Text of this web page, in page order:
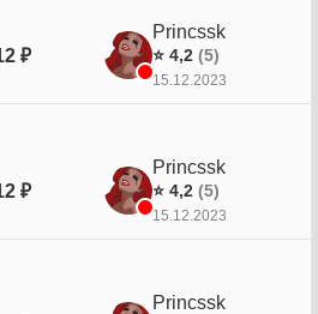
₽
Princssk
⭐ 4,2 (5)
15.12.2023
₽
Princssk
⭐ 4,2 (5)
15.12.2023
Princssk